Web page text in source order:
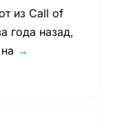
из Call of
года назад,
→